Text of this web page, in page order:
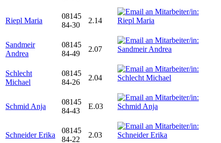
Riepl Maria
08145
84-30
2.14
Sandmeir
Andrea
08145
84-49
2.07
Schlecht
Michael
08145
84-26
2.04
Schmid Anja
08145
84-43
E.03
Schneider Erika
08145
84-22
2.03